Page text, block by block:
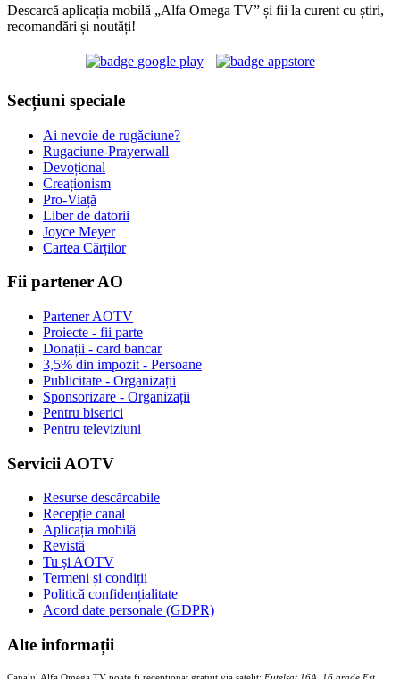
Descarcă aplicația mobilă „Alfa Omega TV” și fii la curent cu știri,
recomandări și noutăți!
Secțiuni speciale
Ai nevoie de rugăciune?
Rugaciune-Prayerwall
Devoțional
Creaționism
Pro-Viață
Liber de datorii
Joyce Meyer
Cartea Cărților
Fii partener AO
Partener AOTV
Proiecte - fii parte
Donații - card bancar
3,5% din impozit - Persoane
Publicitate - Organizații
Sponsorizare - Organizații
Pentru biserici
Pentru televiziuni
Servicii AOTV
Resurse descărcabile
Recepție canal
Aplicația mobilă
Revistă
Tu și AOTV
Termeni și condiții
Politică confidențialitate
Acord date personale (GDPR)
Alte informații